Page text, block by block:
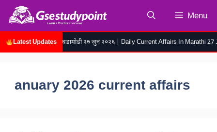
Skip
content
Menu
Latest Updates
रोजच्या चालू घडामोडी २७ जुन २०२६ | Daily Current Affairs In Marathi 27
anuary 2026 current affairs